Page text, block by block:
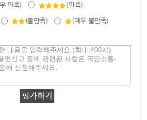
만족) (만족)
(불만족) (매우 불만족)